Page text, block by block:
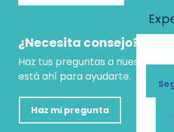
¿Necesita consejo?
Haz tus preguntas a nuestro
está ahí para ayudarte.
Haz mi pregunta